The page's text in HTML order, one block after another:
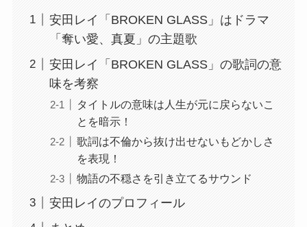
安田レイ「BROKEN GLASS」はドラマ
「奪い愛、真夏」の主題歌
安田レイ「BROKEN GLASS」の歌詞の意
味を考察
タイトルの意味は人生が元に戻らないこ
とを暗示！
歌詞は不倫から抜け出せないもどかしさ
を表現！
物語の不穏さを引き立てるサウンド
安田レイのプロフィール